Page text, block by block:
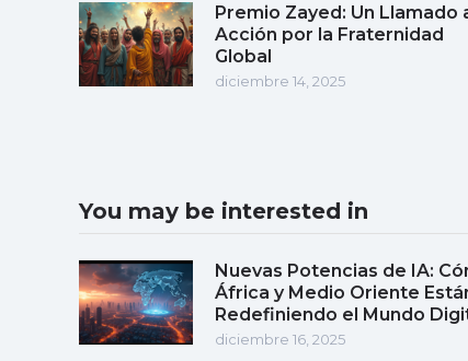
Premio Zayed: Un Llamado
Acción por la Fraternidad
Global
diciembre 14, 2025
You may be interested in
Nuevas Potencias de IA:
África y Medio Oriente
Redefiniendo el Mundo
diciembre 16, 2025